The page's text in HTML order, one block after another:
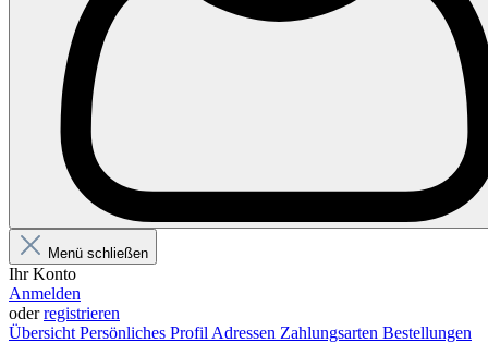
Menü schließen
Ihr Konto
Anmelden
oderregistrieren
Übersicht Persönliches Profil Adressen Zahlungsarten Bestellungen